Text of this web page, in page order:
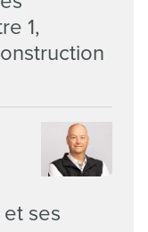
1,
ses